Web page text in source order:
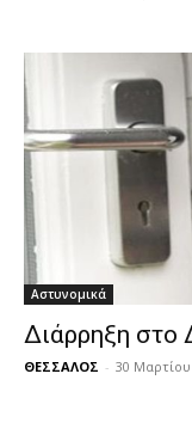
Αστυνομικά
Διάρρηξη
ΘΕΣΣΑΛΟΣ - 30 Μαρτίου